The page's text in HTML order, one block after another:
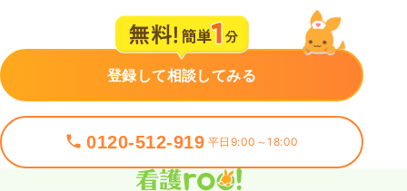
登録して相談してみる
0120-512-919 平日9:00～18:00